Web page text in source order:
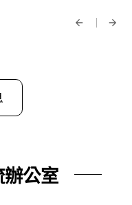
辦公室